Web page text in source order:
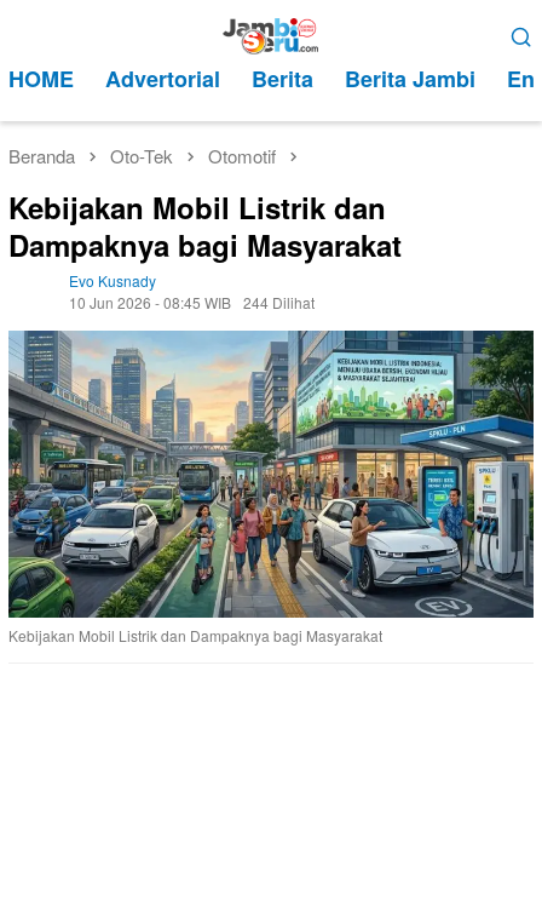
kontenMobile
HOME Advertorial Berita Berita Jambi
Beranda Oto-Tek Otomotif
Kebijakan Mobil Listrik dan
Dampaknya bagi Masyarakat
Evo Kusnady
10 Jun 2026 - 08:45 WIB 244 Dilihat
Kebijakan Mobil Listrik dan Dampaknya bagi Masyarakat